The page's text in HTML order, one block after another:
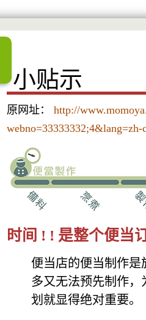
小贴示
原网址：
http://
webno=33333332;4&lang=zh-
时间 ! ! 是整个便当
便当店的便当制作是
多又无法预先制作
划就显得绝对重要。